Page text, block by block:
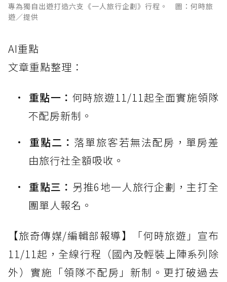
專為獨自出遊打造六支《一人旅行企劃》行程。 圖：何時旅
遊／提供
AI重點
文章重點整理：
重點一： 何時旅遊11/11起全面實施領隊
不配房新制。
重點二： 落單旅客若無法配房，單房差
由旅行社全額吸收。
重點三： 另推6地一人旅行企劃，主打全
團單人報名。
【旅奇傳媒/編輯部報導】「何時旅遊」宣布
11/11起，全線行程（國內及輕裝上陣系列除
外）實施「領隊不配房」新制。更打破過去